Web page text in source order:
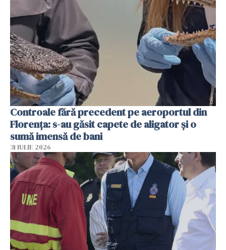
Controale fără precedent pe aeroportul din
Florența: s-au găsit capete de aligator și o
sumă imensă de bani
31 IULIE 2026